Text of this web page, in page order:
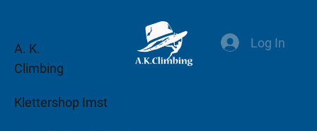
A. K.
Climbing
Klettershop Imst
Log In